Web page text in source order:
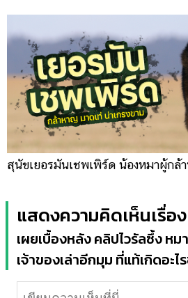
สุนัขเยอรมันเชพเพิร์ด น้องหมาผู้กล้
แสดงความคิดเห็นเรื่อง
เผยเบื้องหลัง คลิปไวรัลซึ้ง ห
เจ้าของเล่าอีกมุม ที่แท้เกิดอะไ